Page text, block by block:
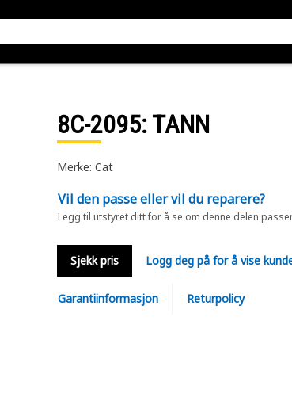
8C-2095: TANN
Merke: Cat
Vil den passe eller vil du reparere?
Legg til utstyret ditt for å se om denne delen
Sjekk pris Logg deg på for å vise
Garantiinformasjon Returpolicy